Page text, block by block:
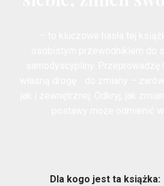
Dla kogo jest ta książka: